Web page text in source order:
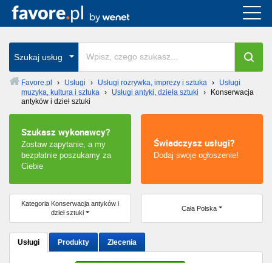
Szukaj usług
Favore.pl › Usługi › Usługi rozrywka, imprezy i sztuka ›
Usługi
muzyka, kultura i sztuka › Usługi antyki, dzieła sztuki ›
Konserwacja
antyków i dzieł sztuki
Szukasz wykonawcy?
Zostaw zapytanie, a my
bezpłatnie poszukamy za
Ciebie
Świadczysz usługi?
Dodaj swoje ogłoszenie!
Kategoria Konserwacja antyków i
dzieł sztuki
Cała Polska
Usługi Produkty Zlecenia
Cała Polska
wszystkie w całym kraju
Warszawa
Wrocław
Kraków
Poznań
Katowice